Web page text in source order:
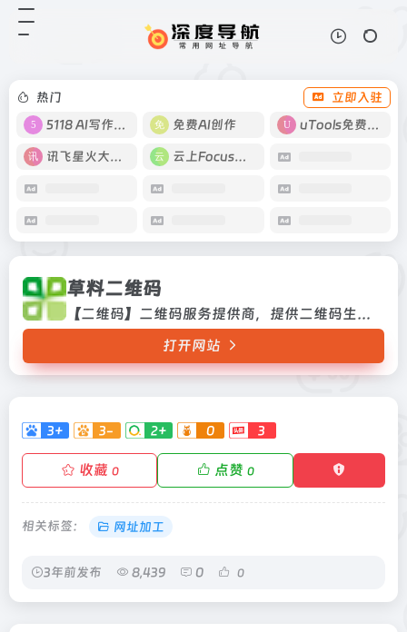
热门
立即入驻
5118 AI写作工具
免费AI创作 uTools免费工具箱
讯飞星火大模型 云上Focus接码
草料二维码
【二维码】二维码服务提供商，提供二维码生成,美化、印制、管理、统计等服务。
打开网站
3+ 3- 2+ 0 3
收藏 0 点赞 0
相关标签： 网址加工
3年前发布 8,439 0 0
二维码生成,美化、印制、管理、统
计等服务。